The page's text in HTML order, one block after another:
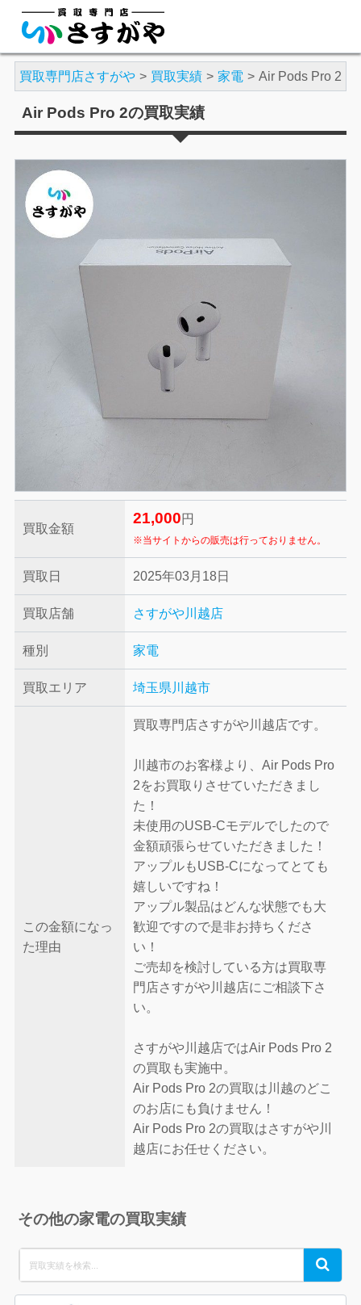
買取専門店さすがや 買取実績 家電 Air Pods Pro 2
Air Pods Pro 2の買取実績
買取金額
21,000 円
※当サイトからの販売は行っておりません。
買取日 2025年03月18日
買取店舗 さすがや川越店
種別 家電
買取エリア 埼玉県川越市
この金額になっ
た理由
買取専門店さすがや川越店です。
川越市のお客様より、Air Pods Pro
2をお買取りさせていただきまし
た！
未使用のUSB-Cモデルでしたので
金額頑張らせていただきました！
アップルもUSB-Cになってとても
嬉しいですね！
アップル製品はどんな状態でも大
歓迎ですので是非お持ちくださ
い！
ご売却を検討している方は買取専
門店さすがや川越店にご相談下さ
い。
さすがや川越店ではAir Pods Pro 2
の買取も実施中。
Air Pods Pro 2の買取は川越のどこ
のお店にも負けません！
Air Pods Pro 2の買取はさすがや川
越店にお任せください。
その他の家電の買取実績
for:
Search